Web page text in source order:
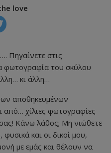
love
Πηγαίνετε στις
φωτογραφία του σκύλου
κι άλλη…
αποθηκευμένων
χίλιες φωτογραφίες
Κάνω λάθος; Μη νιώθετε
και οι δικοί μου,
με εμάς και θέλουν να